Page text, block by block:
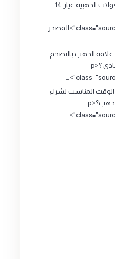
class="source_title">المصدر
الذهب بالتضخم
الاقتصادي ؟<p
المناسب لشراء
وبيع الذهب؟<p